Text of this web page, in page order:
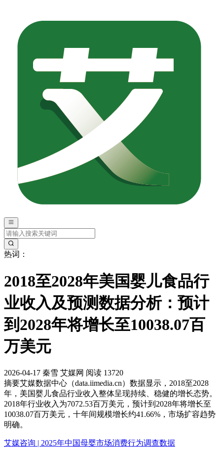
热词：
2018至2028年美国婴儿食品行
业收入及预测数据分析：预计
到2028年将增长至10038.07百
万美元
2026-04-17 秦雪 艾媒网 阅读 13720
摘要艾媒数据中心（data.iimedia.cn）数据显示，2018至2028
年，美国婴儿食品行业收入整体呈现持续、稳健的增长态势。
2018年行业收入为7072.53百万美元，预计到2028年将增长至
10038.07百万美元，十年间规模增长约41.66%，市场扩容趋势
明确。
艾媒咨询 | 2025年中国母婴市场消费行为调查数据